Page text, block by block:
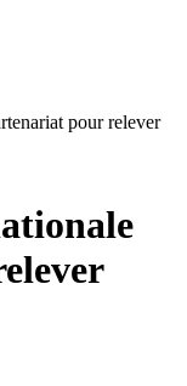
pour relever